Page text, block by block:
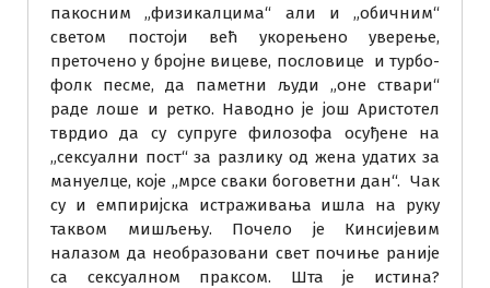
пакосним „физикалцима“ али и „обичним“
светом постоји већ укорењено уверење,
преточено у бројне вицеве, пословице и турбо-
фолк песме, да паметни људи „оне ствари“
раде лоше и ретко. Наводно је још Аристотел
тврдио да су супруге филозофа осуђене на
„сексуални пост“ за разлику од жена удатих за
мануелце, које „мрсе сваки боговетни дан“. Чак
су и емпиријска истраживања ишла на руку
таквом мишљењу. Почело је Кинсијевим
налазом да необразовани свет почиње раније
са сексуалном праксом. Шта је истина?